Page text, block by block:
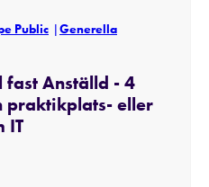
Public
Generella
Anställd - 4
eller
IT